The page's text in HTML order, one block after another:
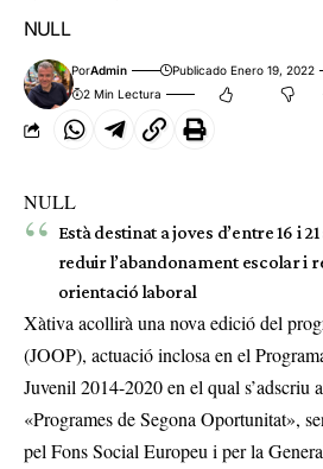
NULL
PorAdmin Publicado Enero 19, 2022
2 Min Lectura
NULL
Està destinat a joves d’entre 16 i
reduir l’abandonament escolar i
orientació laboral
Xàtiva acollirà una nova edició del
(JOOP), actuació inclosa en el
Juvenil 2014-2020 en el qual s’adscriu
«Programes de Segona Oportunitat»,
pel Fons Social Europeu i per la